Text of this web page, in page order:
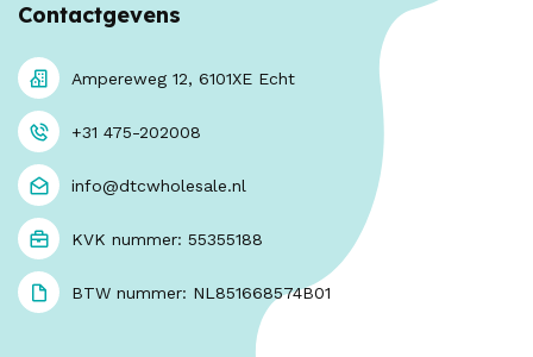
Contactgevens
Ampereweg 12, 6101XE Echt
+31 475-202008
info@dtcwholesale.nl
KVK nummer: 55355188
BTW nummer: NL851668574B01